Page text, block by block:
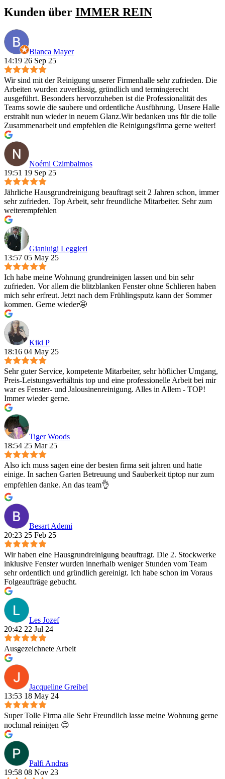
Kunden über IMMER REIN
Bianca Mayer
14:19 26 Sep 25
Wir sind mit der Reinigung unserer Firmenhalle sehr zufrieden. Die
Arbeiten wurden zuverlässig, gründlich und termingerecht
ausgeführt. Besonders hervorzuheben ist die Professionalität des
Teams sowie die saubere und ordentliche Ausführung. Unsere Halle
erstrahlt nun wieder in neuem Glanz.Wir bedanken uns für die tolle
Zusammenarbeit und empfehlen die Reinigungsfirma gerne weiter!
Noémi Czimbalmos
19:51 19 Sep 25
Jährliche Hausgrundreinigung beauftragt seit 2 Jahren schon, immer
sehr zufrieden. Top Arbeit, sehr freundliche Mitarbeiter. Sehr zum
weiterempfehlen
Gianluigi Leggieri
13:57 05 May 25
Ich habe meine Wohnung grundreinigen lassen und bin sehr
zufrieden. Vor allem die blitzblanken Fenster ohne Schlieren haben
mich sehr erfreut. Jetzt nach dem Frühlingsputz kann der Sommer
kommen. Gerne wieder🤩
Kiki P
18:16 04 May 25
Sehr guter Service, kompetente Mitarbeiter, sehr höflicher Umgang,
Preis-Leistungsverhältnis top und eine professionelle Arbeit bei mir
war es Fenster- und Jalousinenreinigung. Alles in Allem - TOP!
Immer wieder gerne.
Tiger Woods
18:54 25 Mar 25
Also ich muss sagen eine der besten firma seit jahren und hatte
einige. In sachen Garten Betreuung und Sauberkeit tiptop nur zum
empfehlen danke. An das team👌
Besart Ademi
20:23 25 Feb 25
Wir haben eine Hausgrundreinigung beauftragt. Die 2. Stockwerke
inklusive Fenster wurden innerhalb weniger Stunden vom Team
sehr ordentlich und gründlich gereinigt. Ich habe schon im Voraus
Folgeaufträge gebucht.
Les Jozef
20:42 22 Jul 24
Ausgezeichnete Arbeit
Jacqueline Greibel
13:53 18 May 24
Super Tolle Firma alle Sehr Freundlich lasse meine Wohnung gerne
nochmal reinigen 😊
Palfi Andras
19:58 08 Nov 23